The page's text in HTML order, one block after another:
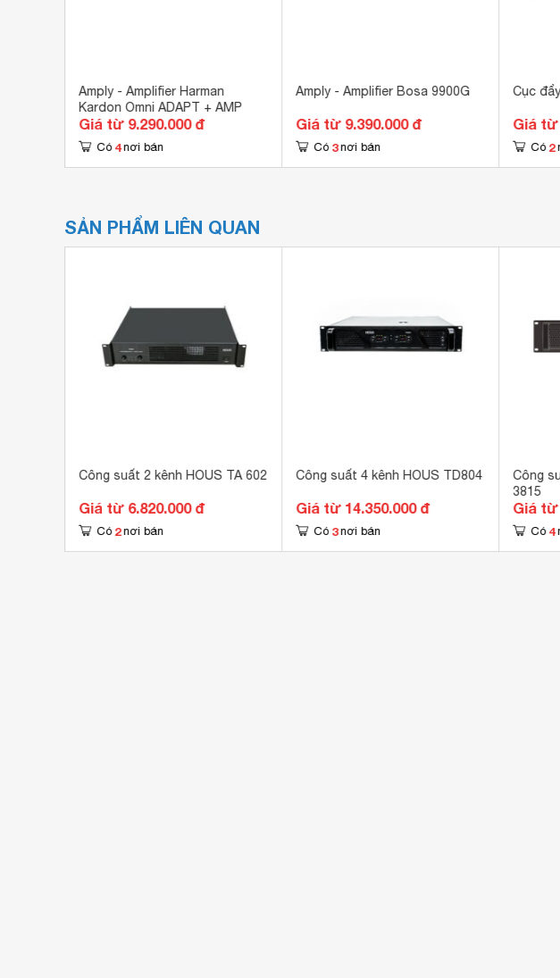
Amply - Amplifier Harman
Kardon Omni ADAPT + AMP
Giá từ 9.290.000 đ
Có 4 nơi bán
Amply - Amplifier Bosa 9900G
Giá từ 9.390.000 đ
Có 3 nơi bán
Cục
Giá từ
Có 2
SẢN PHẨM LIÊN QUAN
Công suất 2 kênh HOUS TA 602
Giá từ 6.820.000 đ
Có 2 nơi bán
Công suất 4 kênh HOUS TD804
Giá từ 14.350.000 đ
Có 3 nơi bán
Công
3815
Giá từ
Có 4